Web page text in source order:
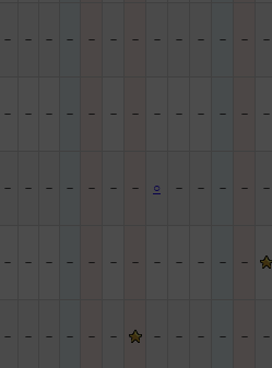
－ － － － － － － － － － － － －
－ － － － － － － － － － － － －
－ － － － － － － ○ － － － － －
－ － － － － － － － － － － －
－ － － － － － － － － － － －